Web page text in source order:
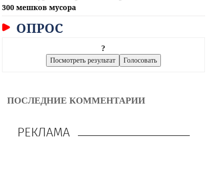
300 мешков мусора
ОПРОС
?
ПОСЛЕДНИЕ КОММЕНТАРИИ
РЕКЛАМА